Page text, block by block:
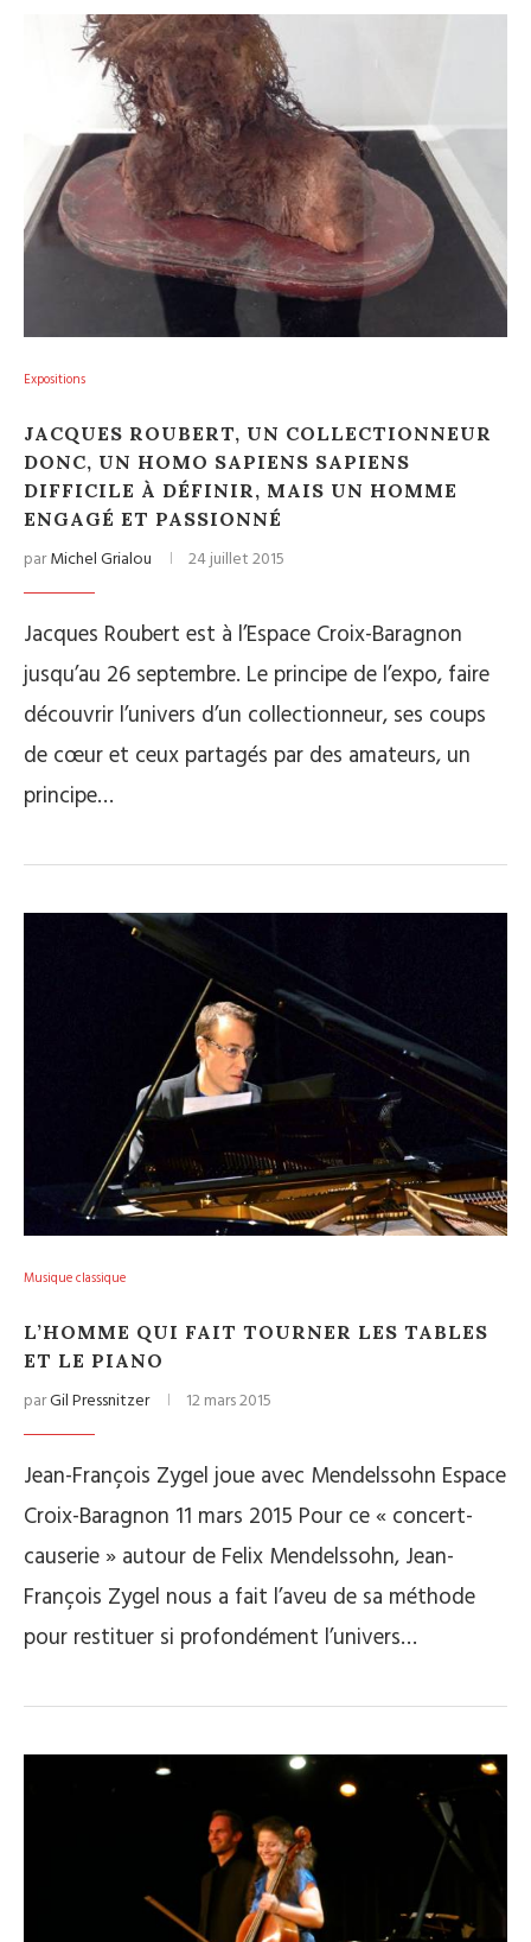
Expositions
JACQUES ROUBERT, UN COLLECTIONNEUR
DONC, UN HOMO SAPIENS SAPIENS
DIFFICILE À DÉFINIR, MAIS UN HOMME
ENGAGÉ ET PASSIONNÉ
parMichel Grialou 24 juillet 2015
Jacques Roubert est à l’Espace Croix-Baragnon
jusqu’au 26 septembre. Le principe de l’expo, faire
découvrir l’univers d’un collectionneur, ses coups
de cœur et ceux partagés par des amateurs, un
principe…
Musique classique
L’HOMME QUI FAIT TOURNER LES TABLES
ET LE PIANO
parGil Pressnitzer 12 mars 2015
Jean-François Zygel joue avec Mendelssohn Espace
Croix-Baragnon 11 mars 2015 Pour ce « concert-
causerie » autour de Felix Mendelssohn, Jean-
François Zygel nous a fait l’aveu de sa méthode
pour restituer si profondément l’univers…